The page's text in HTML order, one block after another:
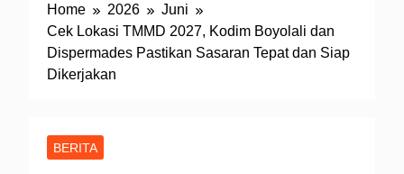
Home 2026
Juni
Cek Lokasi TMMD 2027, Kodim Boyolali dan
Dispermades Pastikan Sasaran Tepat dan Siap
Dikerjakan
BERITA